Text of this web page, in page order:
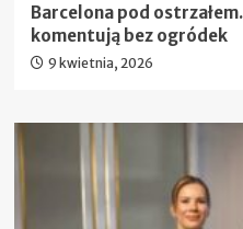
Barcelona pod
komentują bez ogródek
9 kwietnia, 2026